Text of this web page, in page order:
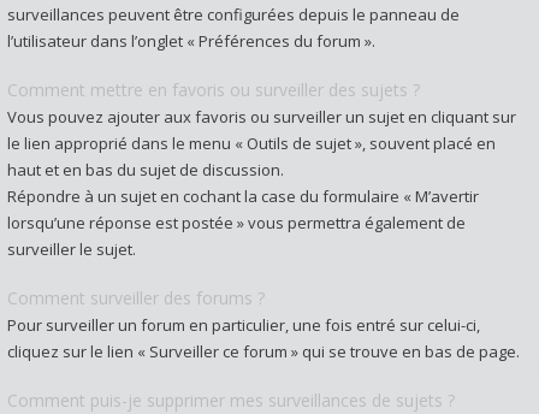
surveillances peuvent être configurées depuis le panneau de
l’utilisateur dans l’onglet « Préférences du forum ».
Comment mettre en favoris ou surveiller des sujets ?
Vous pouvez ajouter aux favoris ou surveiller un sujet en cliquant sur
le lien approprié dans le menu « Outils de sujet », souvent placé en
haut et en bas du sujet de discussion.
Répondre à un sujet en cochant la case du formulaire « M’avertir
lorsqu’une réponse est postée » vous permettra également de
surveiller le sujet.
Comment surveiller des forums ?
Pour surveiller un forum en particulier, une fois entré sur celui-ci,
cliquez sur le lien « Surveiller ce forum » qui se trouve en bas de page.
Comment puis-je supprimer mes surveillances de sujets ?